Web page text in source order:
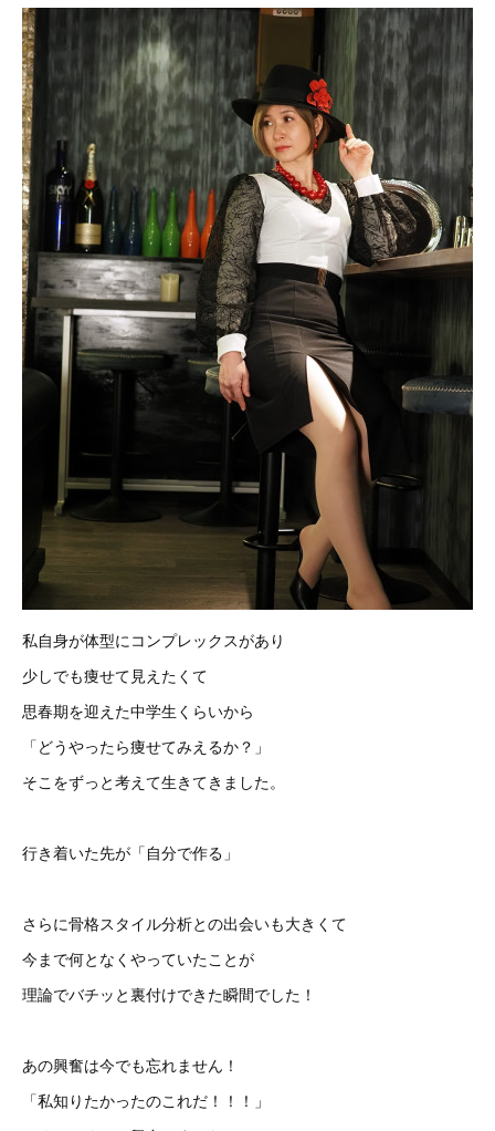
私自身が体型にコンプレックスがあり
少しでも痩せて見えたくて
思春期を迎えた中学生くらいから
「どうやったら痩せてみえるか？」
そこをずっと考えて生きてきました。
行き着いた先が「自分で作る」
さらに骨格スタイル分析との出会いも大きくて
今まで何となくやっていたことが
理論でバチッと裏付けできた瞬間でした！
あの興奮は今でも忘れません！
「私知りたかったのこれだ！！！」